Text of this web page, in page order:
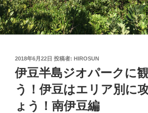
投
稿
日:
2018年6月22日 投稿者: HIROSUN
伊豆半島ジオパークに
う！伊豆はエリア別に
ょう！南伊豆編